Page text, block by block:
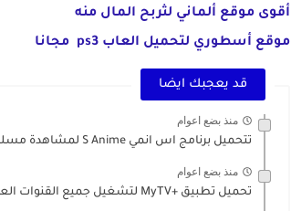
أقوى موقع ألماني لثربح المال منه
موقع أسطوري لتحميل العاب ps3 مجانا
قد يعجبك ايضا
منذ بضع اعوام
تتحميل برنامج اس انمي S Anime لمشاهدة مسلسلات وافلام الانمي...
منذ بضع اعوام
تحميل تطبيق +MyTV لتشغيل جميع القنوات العربية و العالمية بسعرعة...